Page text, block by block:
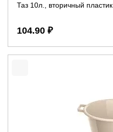
Таз 10л., вторичный пластик
104.90 ₽